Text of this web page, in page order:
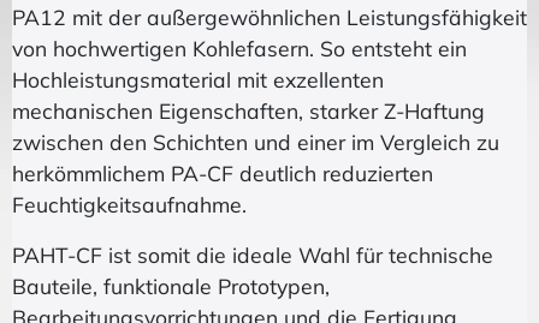
PA12 mit der außergewöhnlichen Leistungsfähigkeit
von hochwertigen Kohlefasern. So entsteht ein
Hochleistungsmaterial mit exzellenten
mechanischen Eigenschaften, starker Z-Haftung
zwischen den Schichten und einer im Vergleich zu
herkömmlichem PA-CF deutlich reduzierten
Feuchtigkeitsaufnahme.
PAHT-CF ist somit die ideale Wahl für technische
Bauteile, funktionale Prototypen,
Bearbeitungsvorrichtungen und die Fertigung